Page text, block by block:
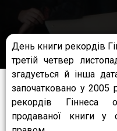
День книги рекордів
третій четвер
згадується й інша
започатковано у 2005
рекордів Гіннеса
продаваної книги у